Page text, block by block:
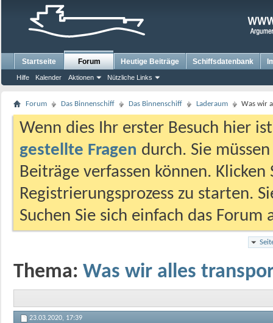
Startseite Forum
Hilfe Kalender Aktionen Nützliche Links
Heutige Beiträge Schiffsdatenbank
Forum Das Binnenschiff Das Binnenschiff Laderaum Was wir
Wenn dies Ihr erster Besuch hier
gestellte Fragen durch. Sie
Beiträge verfassen können.
Registrierungsprozess zu starten.
Suchen Sie sich einfach das
Thema: Was wir alles
23.03.2020, 17:39